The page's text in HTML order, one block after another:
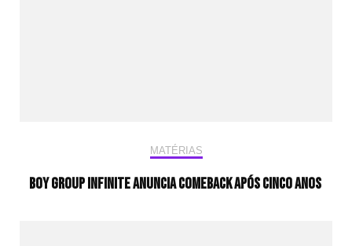
MATÉRIAS
Boy group INFINITE anuncia comeback após cinco anos